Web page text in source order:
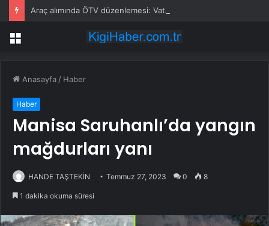
Menü
Anasayfa / Haber
Haber
Manisa Saruhanlı’da yangın
mağdurları yanı
HANDE TAŞTEKİN Temmuz 27, 2023 0 8
1 dakika okuma süresi